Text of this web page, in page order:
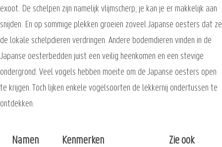
exoot. De schelpen zijn namelijk vlijmscherp, je kan je er makkelijk aan
snijden. En op sommige plekken groeien zoveel Japanse oesters dat ze
de lokale schelpdieren verdringen. Andere bodemdieren vinden in de
Japanse oesterbedden juist een veilig heenkomen en een stevige
ondergrond. Veel vogels hebben moeite om de Japanse oesters open
te krijgen. Toch lijken enkele vogelsoorten de lekkernij ondertussen te
ontdekken.
Namen Kenmerken Zie ook